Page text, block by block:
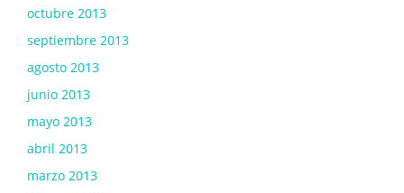
octubre 2013
septiembre 2013
agosto 2013
junio 2013
mayo 2013
abril 2013
marzo 2013